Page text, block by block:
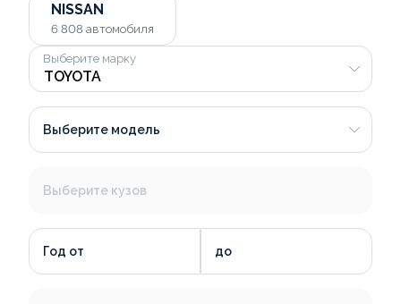
NISSAN
6 808 автомобиля
Выберите марку
Выберите модель
Выберите кузов
Год от до